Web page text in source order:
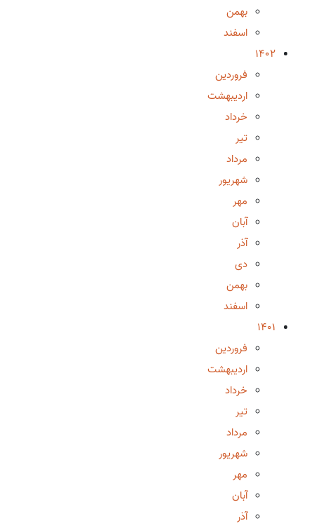
بهمن
اسفند
1402
فروردین
اردیبهشت
خرداد
تیر
مرداد
شهریور
مهر
آبان
آذر
دی
بهمن
اسفند
1401
فروردین
اردیبهشت
خرداد
تیر
مرداد
شهریور
مهر
آبان
آذر